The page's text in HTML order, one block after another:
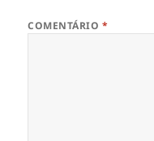
COMENTÁRIO *